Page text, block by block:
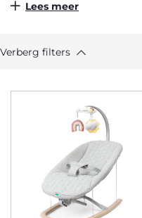
comfortabel en veilig
ook alleen vermaken of
speelboog, onze baby
Lees meer
Verberg filters